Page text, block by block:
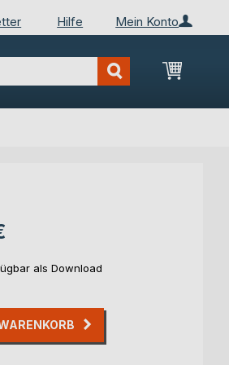
Mein Konto
Hilfe
Mein
als Download